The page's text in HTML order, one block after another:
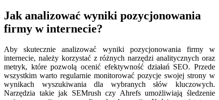
Jak analizować wyniki pozycjonowania
firmy w internecie?
Aby skutecznie analizować wyniki pozycjonowania firmy w
internecie, należy korzystać z różnych narzędzi analitycznych oraz
metryk, które pozwolą ocenić efektywność działań SEO. Przede
wszystkim warto regularnie monitorować pozycje swojej strony w
wynikach wyszukiwania dla wybranych słów kluczowych.
Narzędzia takie jak SEMrush czy Ahrefs umożliwiają śledzenie